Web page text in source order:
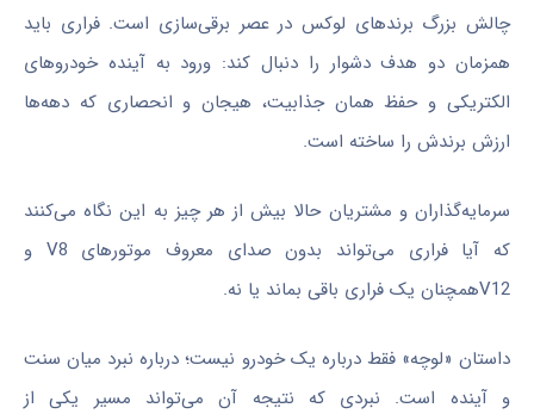
چالش بزرگ برندهای لوکس در عصر برقی‌سازی است. فراری باید
همزمان دو هدف دشوار را دنبال کند: ورود به آینده خودروهای
الکتریکی و حفظ همان جذابیت، هیجان و انحصاری که دهه‌ها
ارزش برندش را ساخته است.
سرمایه‌گذاران و مشتریان حالا بیش از هر چیز به این نگاه می‌کنند
که آیا فراری می‌تواند بدون صدای معروف موتورهای V8 و
V12همچنان یک فراری باقی بماند یا نه.
داستان «لوچه» فقط درباره یک خودرو نیست؛ درباره نبرد میان سنت
و آینده است. نبردی که نتیجه آن می‌تواند مسیر یکی از